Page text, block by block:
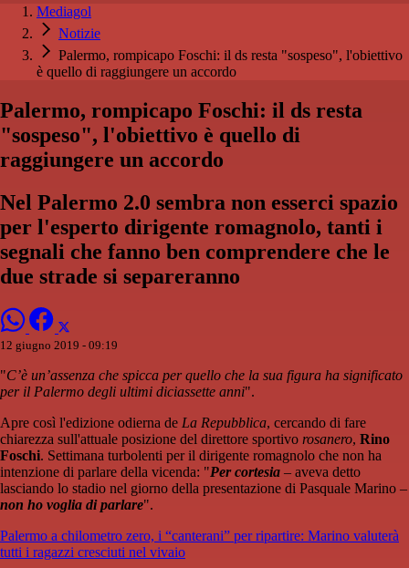
Mediagol
Notizie
Palermo, rompicapo Foschi: il ds resta "sospeso", l'obiettivo
è quello di raggiungere un accordo
Palermo, rompicapo Foschi: il ds resta
"sospeso", l'obiettivo è quello di
raggiungere un accordo
Nel Palermo 2.0 sembra non esserci spazio
per l'esperto dirigente romagnolo, tanti i
segnali che fanno ben comprendere che le
due strade si separeranno
12 giugno 2019 - 09:19
"C’è un’assenza che spicca per quello che la sua figura ha significato
per il Palermo degli ultimi diciassette anni".
Apre così l'edizione odierna de La Repubblica, cercando di fare
chiarezza sull'attuale posizione del direttore sportivo rosanero, Rino
Foschi. Settimana turbolenti per il dirigente romagnolo che non ha
intenzione di parlare della vicenda: "Per cortesia – aveva detto
lasciando lo stadio nel giorno della presentazione di Pasquale Marino –
non ho voglia di parlare".
Palermo a chilometro zero, i “canterani” per ripartire: Marino valuterà
tutti i ragazzi cresciuti nel vivaio